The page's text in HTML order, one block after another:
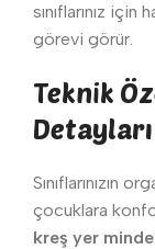
sınıflarınız için
görevi görür.
Teknik
Detayları
Sınıflarınızın
çocuklara
kreş yer